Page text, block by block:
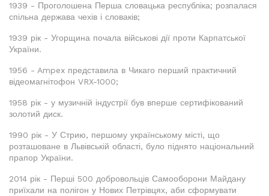
1939 - Проголошена Перша словацька республіка; розпалася
спільна держава чехів і словаків;
1939 рік - Угорщина почала військові дії проти Карпатської
України.
1956 - Ampex представила в Чикаго перший практичний
відеомагнітофон VRX-1000;
1958 рік - у музичній індустрії був вперше сертифікований
золотий диск.
1990 рік - У Стрию, першому українському місті, що
розташоване в Львівській області, було піднято національний
прапор України.
2014 рік - Перші 500 добровольців Самооборони Майдану
приїхали на полігон у Нових Петрівцях, аби сформувати